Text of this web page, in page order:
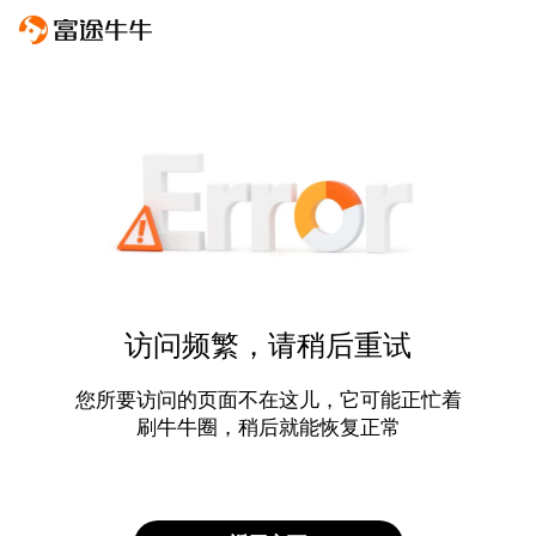
访问频繁，请稍后重试
您所要访问的页面不在这儿，它可能正忙着
刷牛牛圈，稍后就能恢复正常